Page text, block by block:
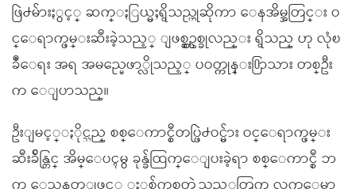
ဖြဲ႕မ်ားႏွင့္ ဆက္ႏြယ္မႈရွိသည္ဟုဆိုကာ ေနအိမ္အတြင္း ဝ
င္ေရာက္ဖမ္းဆီးခဲ့သည့္ ျဖစ္စဥ္တစ္ခုလည္း ရွိသည္ ဟု လုံၿ
ခဳံေရး အရ အမည္မေဖာ္လိုသည့္ ပဝတ္ကုန္း႐ြာသား တစ္ဦး
က ေျပာသည္။
ဦးျမင့္ႏိုင္သည္ စစ္ေကာင္စီတပ္ဖြဲ႕ဝင္မ်ား ဝင္ေရာက္ဖမ္း
ဆီးခ်ိန္တြင္ အိမ္ေပၚမွ ခုန္ခ်ထြက္ေျပးခဲ့ရာ စစ္ေကာင္စီ ဘ